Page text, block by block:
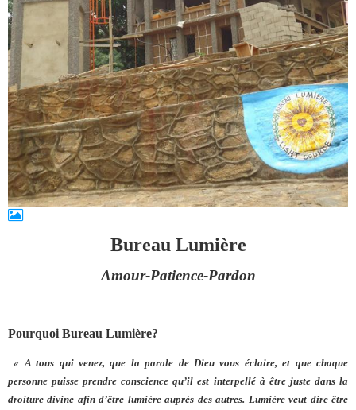
Bureau Lumière
Amour-Patience-Pardon
Pourquoi Bureau Lumière?
« A tous qui venez, que la parole de Dieu vous éclaire, et que chaque
personne puisse prendre conscience qu’il est interpellé à être juste dans la
droiture divine afin d’être lumière auprès des autres. Lumière veut dire être